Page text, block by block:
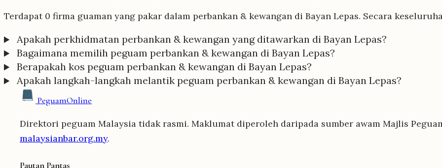
Terdapat 0 firma guaman yang pakar dalam perbankan & kewangan di Bayan Lepas. Secara
Apakah perkhidmatan perbankan & kewangan yang ditawarkan di Bayan Lepas?
Bagaimana memilih peguam perbankan & kewangan di Bayan Lepas?
Berapakah kos peguam perbankan & kewangan di Bayan Lepas?
Apakah langkah-langkah melantik peguam perbankan & kewangan di Bayan Lepas?
PeguamOnline
Direktori peguam Malaysia tidak rasmi. Maklumat diperoleh daripada sumber awam Majlis
malaysianbar.org.my.
Pautan Pantas